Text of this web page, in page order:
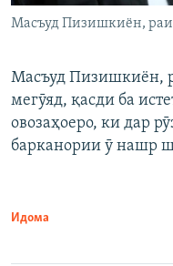
Масъуд Пизишкиён,
Масъуд Пизишкиён,
мегӯяд, қасди ба
овозаҳоеро, ки дар
барканории ӯ нашр
Идома